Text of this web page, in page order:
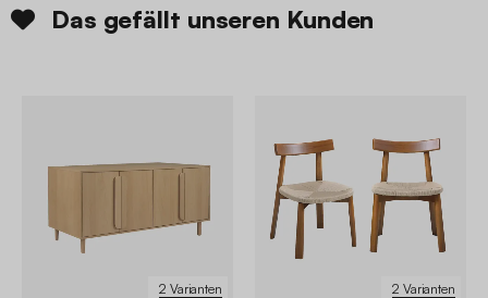
Das gefällt unseren Kunden
2 Varianten 2 Varianten